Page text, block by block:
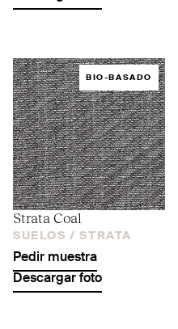
BIO-BASADO
Strata Coal
SUELOS / STRATA
Pedir muestra
Descargar foto